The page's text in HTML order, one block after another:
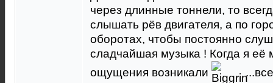
через длинные тоннели, то
слышать рёв двигателя, а по
оборотах, чтобы постоянно
сладчайшая музыка ! Когда я её
ощущения возникали